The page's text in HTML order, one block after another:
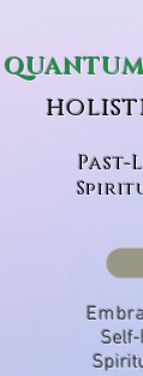
Past-